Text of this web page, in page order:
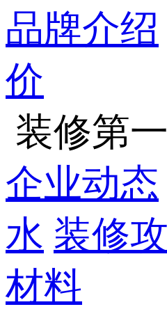
品牌介绍
价
装修第
企业动态
水 装修
材料